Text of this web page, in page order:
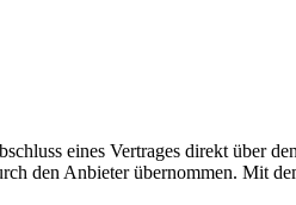
eines Vertrages direkt über
den Anbieter übernommen. Mit